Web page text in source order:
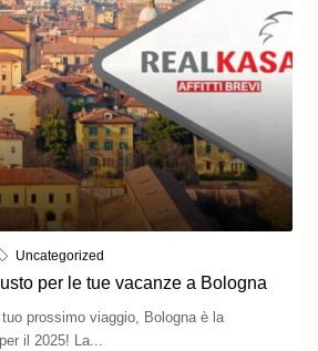
Uncategorized
per le tue vacanze a Bologna
prossimo viaggio, Bologna è la
il 2025! La...